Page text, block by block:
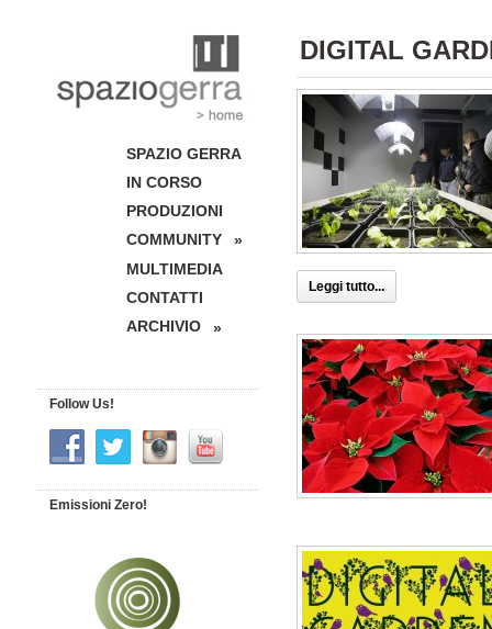
DIGITAL
Leggi tutto...
SPAZIO GERRA
IN CORSO
PRODUZIONI
COMMUNITY
»
MULTIMEDIA
CONTATTI
ARCHIVIO
»
Follow Us!
Emissioni Zero!